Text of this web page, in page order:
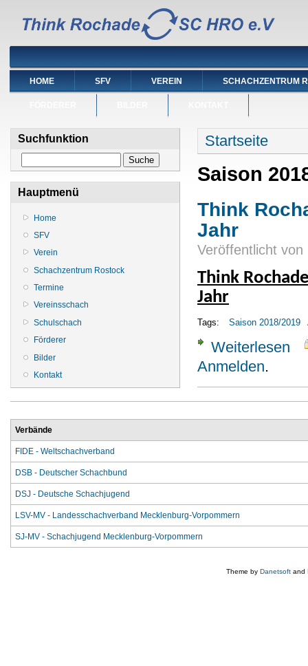
HOME SFV VEREIN SCHACHZENTRUM
Suchfunktion
Hauptmenü
Home
SFV
Verein
Schachzentrum Rostock
Termine
Vereinsschach
Schulschach
Förderer
Bilder
Kontakt
Sie sind hier
Startseite
Saison
Think
Jahr
Veröffentlicht von
Think
Jahr
Tags: Saison 2018/2019
Weiterlesen
Anmelden.
Verbände
FIDE - Weltschachverband
DSB - Deutscher Schachbund
DSJ - Deutsche Schachjugend
LSV-MV - Landesschachverband Mecklenburg-Vorpommern
SJ-MV - Schachjugend Mecklenburg-Vorpommern
Theme by Danetsoft and